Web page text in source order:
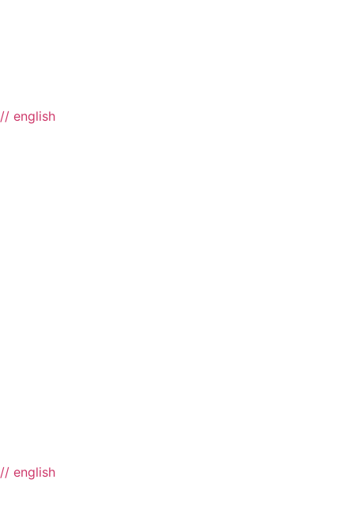
// english
// english